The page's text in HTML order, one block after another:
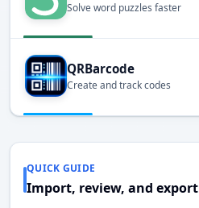
Solve word puzzles faster
QRBarcode
Create and track codes
QUICK GUIDE
Import, review, and export